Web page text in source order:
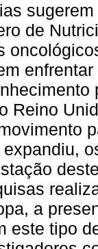
de
Reino
a
este tipo